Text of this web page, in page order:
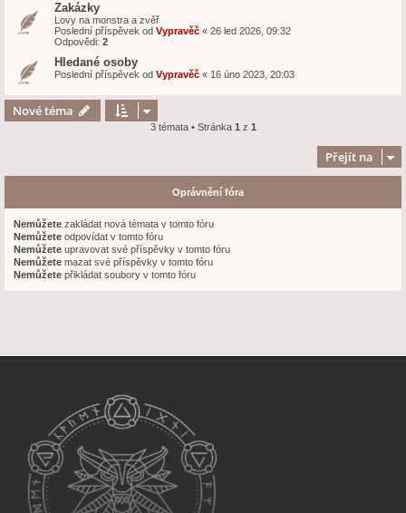
Zakázky
Lovy na monstra a zvěř
Poslední příspěvek od Vypravěč « 26 led 2026, 09:32
Odpovědi: 2
Hledané osoby
Poslední příspěvek od Vypravěč « 16 úno 2023, 20:03
Nové téma
3 témata • Stránka 1 z 1
Přejít na
Oprávnění fóra
Nemůžete zakládat nová témata v tomto fóru
Nemůžete odpovídat v tomto fóru
Nemůžete upravovat své příspěvky v tomto fóru
Nemůžete mazat své příspěvky v tomto fóru
Nemůžete přikládat soubory v tomto fóru